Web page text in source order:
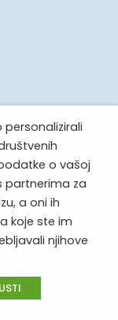
IDK Studio
o vašoj
partnerima za
a oni ih
koje ste im
njihove